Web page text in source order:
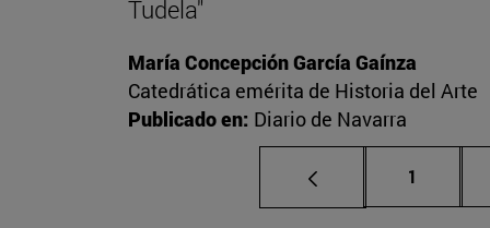
Tudela"
María Concepción García Gaínza
Catedrática emérita de Historia del Arte
Publicado en: Diario de Navarra
Página
1